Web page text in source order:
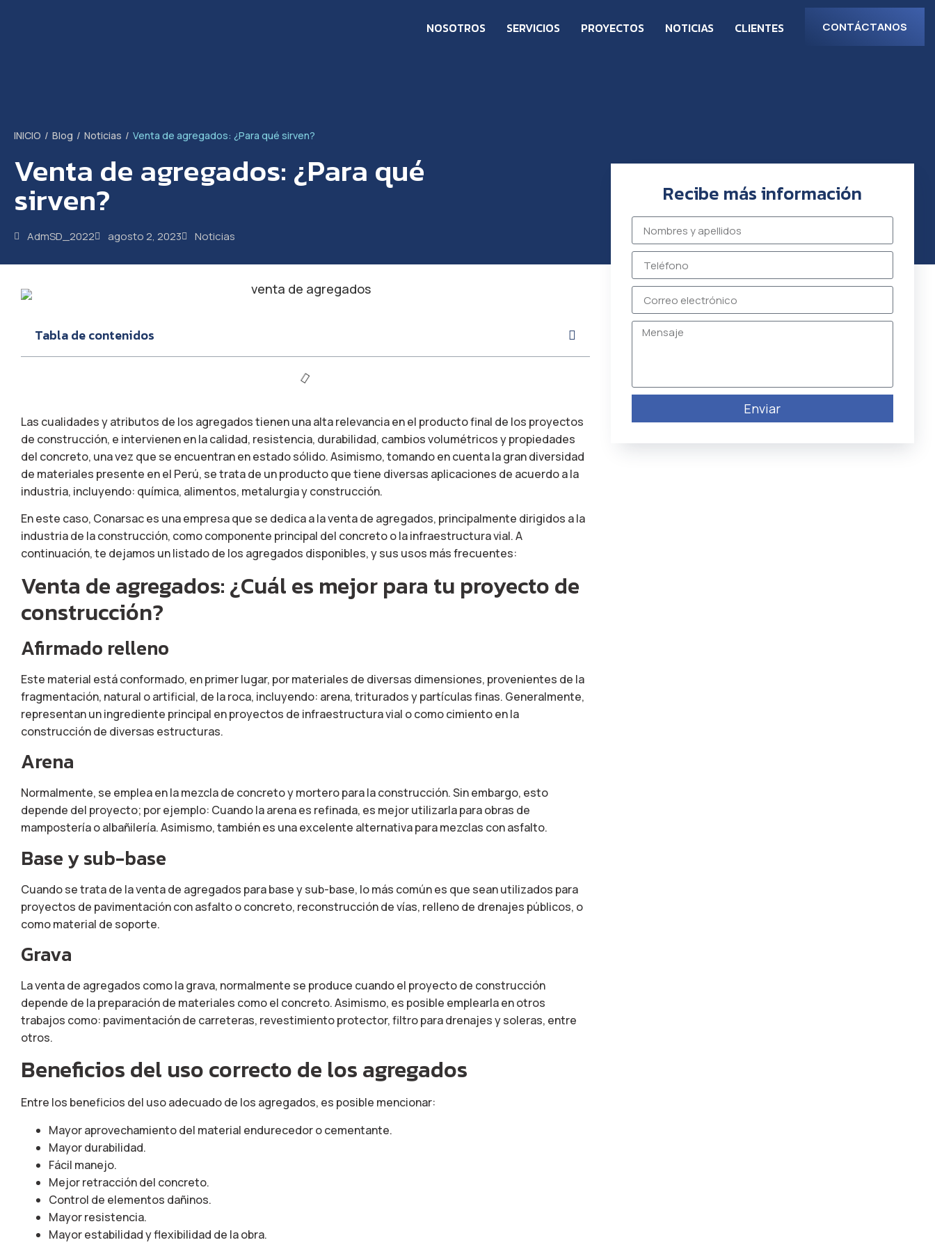
NOSOTROS SERVICIOS PROYECTOS NOTICIAS CLIENTES CONTÁCTANOS
INICIO / Blog / Noticias / Venta de agregados: ¿Para qué sirven?
Venta de agregados: ¿Para qué
sirven?
AdmSD_2022 agosto 2, 2023 Noticias
Tabla de contenidos
Las cualidades y atributos de los agregados tienen una alta relevancia en el producto final de los proyectos
de construcción, e intervienen en la calidad, resistencia, durabilidad, cambios volumétricos y propiedades
del concreto, una vez que se encuentran en estado sólido. Asimismo, tomando en cuenta la gran diversidad
de materiales presente en el Perú, se trata de un producto que tiene diversas aplicaciones de acuerdo a la
industria, incluyendo: química, alimentos, metalurgia y construcción.
En este caso, Conarsac es una empresa que se dedica a la venta de agregados, principalmente dirigidos a la
industria de la construcción, como componente principal del concreto o la infraestructura vial. A
continuación, te dejamos un listado de los agregados disponibles, y sus usos más frecuentes:
Venta de agregados: ¿Cuál es mejor para tu proyecto de
construcción?
Afirmado relleno
Este material está conformado, en primer lugar, por materiales de diversas dimensiones, provenientes de la
fragmentación, natural o artificial, de la roca, incluyendo: arena, triturados y partículas finas. Generalmente,
representan un ingrediente principal en proyectos de infraestructura vial o como cimiento en la
construcción de diversas estructuras.
Arena
Normalmente, se emplea en la mezcla de concreto y mortero para la construcción. Sin embargo, esto
depende del proyecto; por ejemplo: Cuando la arena es refinada, es mejor utilizarla para obras de
mampostería o albañilería. Asimismo, también es una excelente alternativa para mezclas con asfalto.
Base y sub-base
Cuando se trata de la venta de agregados para base y sub-base, lo más común es que sean utilizados para
proyectos de pavimentación con asfalto o concreto, reconstrucción de vías, relleno de drenajes públicos, o
como material de soporte.
Grava
La venta de agregados como la grava, normalmente se produce cuando el proyecto de construcción
depende de la preparación de materiales como el concreto. Asimismo, es posible emplearla en otros
trabajos como: pavimentación de carreteras, revestimiento protector, filtro para drenajes y soleras, entre
otros.
Beneficios del uso correcto de los agregados
Entre los beneficios del uso adecuado de los agregados, es posible mencionar:
Mayor aprovechamiento del material endurecedor o cementante.
Mayor durabilidad.
Fácil manejo.
Mejor retracción del concreto.
Control de elementos dañinos.
Mayor resistencia.
Mayor estabilidad y flexibilidad de la obra.
Recibe más información
Enviar